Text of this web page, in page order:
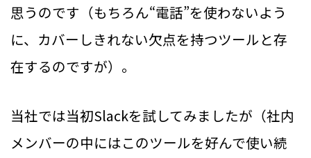
思うのです（もちろん“電話”を使わないよう
に、カバーしきれない欠点を持つツールと存
在するのですが）。
当社では当初Slackを試してみましたが（社内
メンバーの中にはこのツールを好んで使い続